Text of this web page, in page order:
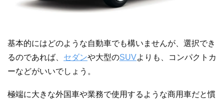
基本的にはどのような自動車でも構いませんが、選択でき
るのであれば、 セダンや大型のSUVよりも、コンパクトカ
ーなどがいいでしょう。
極端に大きな外国車や業務で使用するような商用車だと慣